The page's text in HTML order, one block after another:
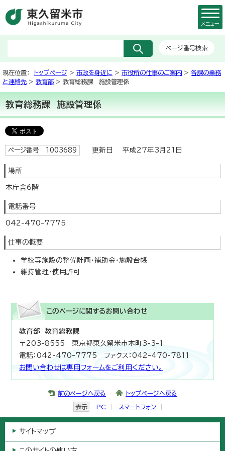
ページ番号検索
メニュー
現在位置： トップページ > 市政を身近に > 市役所の仕事のご案内 > 各課の業務
と連絡先 > 教育部 > 教育総務課 施設管理係
教育総務課 施設管理係
ページ番号 1003689 更新日 平成27年3月21日
場所
本庁舎6階
電話番号
042-470-7775
仕事の概要
学校等施設の整備計画・補助金・施設台帳
維持管理・使用許可
このページに関するお問い合わせ
教育部 教育総務課
〒203-8555 東京都東久留米市本町3-3-1
電話：042-470-7775 ファクス：042-470-7811
お問い合わせは専用フォームをご利用ください。
前のページへ戻る トップページへ戻る
表示 PC スマートフォン
サイトマップ